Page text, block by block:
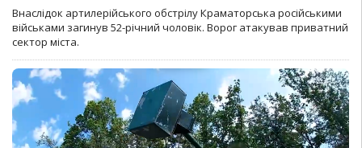
Внаслідок артилерійського обстрілу Краматорська російськими
військами загинув 52-річний чоловік. Ворог атакував приватний
сектор міста.